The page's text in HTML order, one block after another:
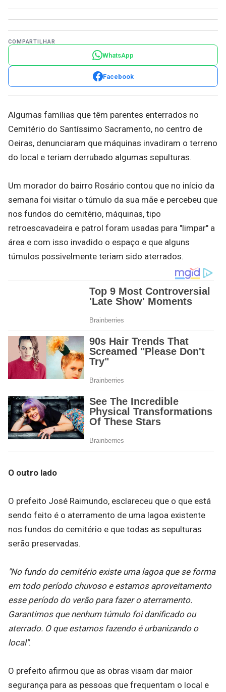
COMPARTILHAR
WhatsApp
Facebook
Algumas famílias que têm parentes enterrados no
Cemitério do Santíssimo Sacramento, no centro de
Oeiras, denunciaram que máquinas invadiram o terreno
do local e teriam derrubado algumas sepulturas.
Um morador do bairro Rosário contou que no início da
semana foi visitar o túmulo da sua mãe e percebeu que
nos fundos do cemitério, máquinas, tipo
retroescavadeira e patrol foram usadas para "limpar" a
área e com isso invadido o espaço e que alguns
túmulos possivelmente teriam sido aterrados.
O outro lado
O prefeito José Raimundo, esclareceu que o que está
sendo feito é o aterramento de uma lagoa existente
nos fundos do cemitério e que todas as sepulturas
serão preservadas.
"No fundo do cemitério existe uma lagoa que se forma
em todo período chuvoso e estamos aproveitamento
esse período do verão para fazer o aterramento.
Garantimos que nenhum túmulo foi danificado ou
aterrado. O que estamos fazendo é urbanizando o
local".
O prefeito afirmou que as obras visam dar maior
segurança para as pessoas que frequentam o local e